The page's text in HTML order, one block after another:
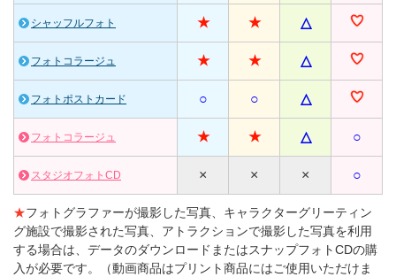
シャッフルフォト ★ ★ △
フォトコラージュ ★ ★ △
フォトポストカード ○ ○ △
フォトコラージュ ★ ★ △ ○
スタジオフォトCD × × × ○
★フォトグラファーが撮影した写真、キャラクターグリーティン
グ施設で撮影された写真、アトラクションで撮影した写真を利用
する場合は、データのダウンロードまたはスナップフォトCDの購
入が必要です。（動画商品はプリント商品にはご使用いただけま